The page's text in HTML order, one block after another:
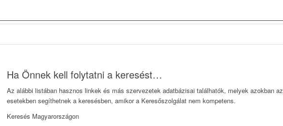
Ha Önnek kell folytatni a keresést…
Az alábbi listában hasznos linkek és más szervezetek adatbázisai találhatók, melyek azokban az
esetekben segíthetnek a keresésben, amikor a Keresőszolgálat nem kompetens.
Keresés Magyarországon